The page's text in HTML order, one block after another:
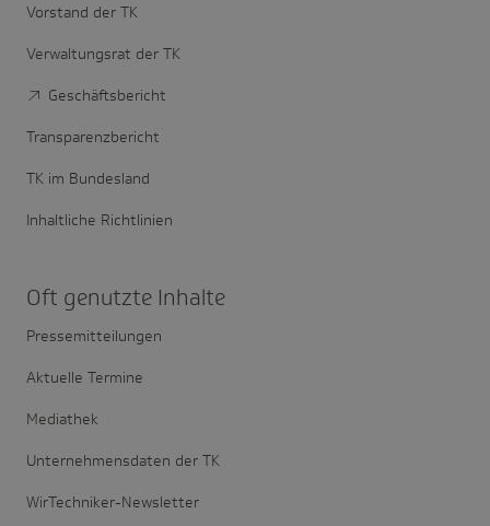
Vorstand der TK
Verwaltungsrat der TK
Geschäftsbericht
Transparenzbericht
TK im Bundesland
Inhaltliche Richtlinien
Oft genutzte Inhalte
Pressemitteilungen
Aktuelle Termine
Mediathek
Unternehmensdaten der TK
WirTechniker-Newsletter